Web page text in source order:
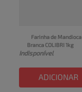
Farinha de Mandioca
Branca COLIBRI 1kg
Indisponível
ADICIONAR